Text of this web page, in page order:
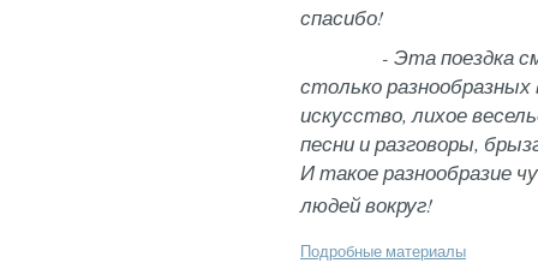
спасибо!
- Эта поездка
столько разнообразных
искусство, лихое
песни и разговоры,
И такое разнообразие
людей вокруг!
Подробные материалы